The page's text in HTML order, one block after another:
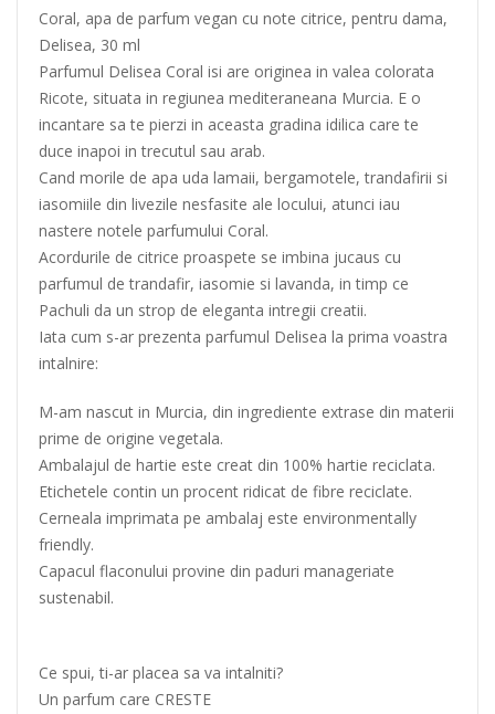
Coral, apa de parfum vegan cu note citrice, pentru dama,
Delisea, 30 ml
Parfumul Delisea Coral isi are originea in valea colorata
Ricote, situata in regiunea mediteraneana Murcia. E o
incantare sa te pierzi in aceasta gradina idilica care te
duce inapoi in trecutul sau arab.
Cand morile de apa uda lamaii, bergamotele, trandafirii si
iasomiile din livezile nesfasite ale locului, atunci iau
nastere notele parfumului Coral.
Acordurile de citrice proaspete se imbina jucaus cu
parfumul de trandafir, iasomie si lavanda, in timp ce
Pachuli da un strop de eleganta intregii creatii.
Iata cum s-ar prezenta parfumul Delisea la prima voastra
intalnire:
M-am nascut in Murcia, din ingrediente extrase din materii
prime de origine vegetala.
Ambalajul de hartie este creat din 100% hartie reciclata.
Etichetele contin un procent ridicat de fibre reciclate.
Cerneala imprimata pe ambalaj este environmentally
friendly.
Capacul flaconului provine din paduri manageriate
sustenabil.
Ce spui, ti-ar placea sa va intalniti?
Un parfum care CRESTE